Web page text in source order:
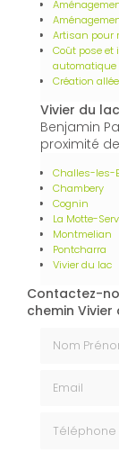
Artisan pour
Coût pose
automatique
Création
Vivier du lac
Benjamin
proximité
Challes-les-
Chambery
Cognin
La Motte-
Montmelian
Pontcharra
Vivier du lac
Contactez-
chemin Vivier